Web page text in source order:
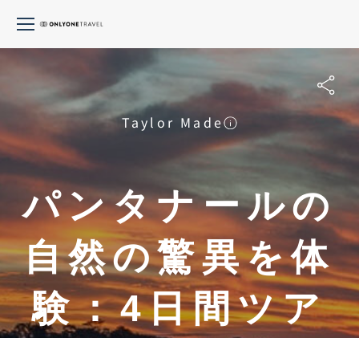
Taylor Made
パンタナールの
自然の驚異を体
験：4日間ツア